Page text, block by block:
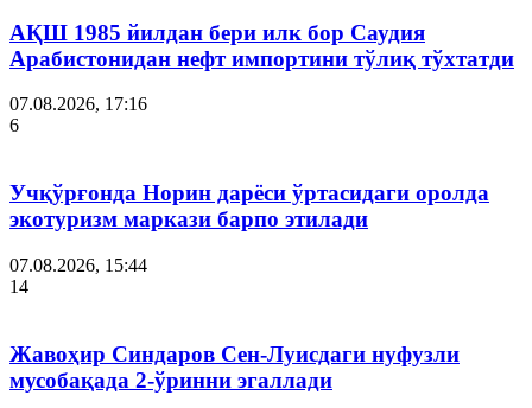
АҚШ 1985 йилдан бери илк бор Саудия
Арабистонидан нефт импортини тўлиқ тўхтатди
07.08.2026, 17:16
6
Учқўрғонда Норин дарёси ўртасидаги оролда
экотуризм маркази барпо этилади
07.08.2026, 15:44
14
Жавоҳир Синдаров Сен-Луисдаги нуфузли
мусобақада 2-ўринни эгаллади